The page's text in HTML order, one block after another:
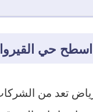
حي
تعد من